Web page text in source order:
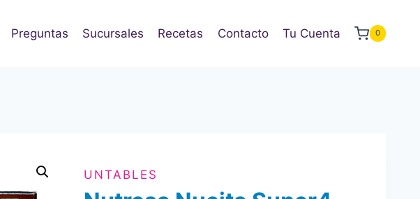
Preguntas Sucursales Recetas Contacto Tu Cuenta 0
UNTABLES